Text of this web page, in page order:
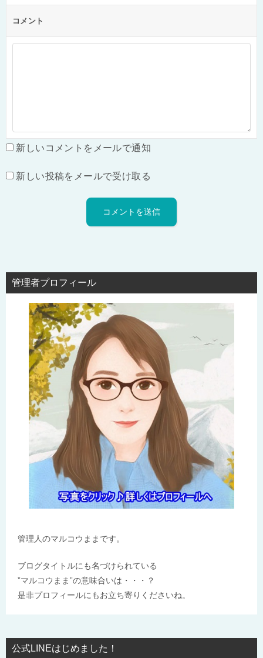
コメント
新しいコメントをメールで通知
新しい投稿をメールで受け取る
管理者プロフィール
管理人のマルコウままです。
ブログタイトルにも名づけられている
”マルコウまま”の意味合いは・・・？
是非プロフィールにもお立ち寄りくださいね。
公式LINEはじめました！